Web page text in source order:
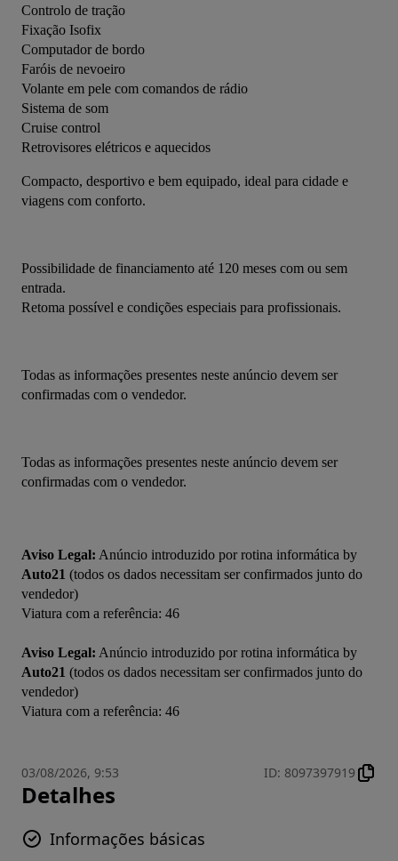
Controlo de tração
Fixação Isofix
Computador de bordo
Faróis de nevoeiro
Volante em pele com comandos de rádio
Sistema de som
Cruise control
Retrovisores elétricos e aquecidos
Compacto, desportivo e bem equipado, ideal para cidade e
viagens com conforto.
Possibilidade de financiamento até 120 meses com ou sem
entrada.
Retoma possível e condições especiais para profissionais.
Todas as informações presentes neste anúncio devem ser
confirmadas com o vendedor.
Todas as informações presentes neste anúncio devem ser
confirmadas com o vendedor.
Aviso Legal:
Auto21 (todos os dados necessitam ser confirmados junto do
vendedor)
Viatura com a referência: 46
Aviso Legal:
Auto21 (todos os dados necessitam ser confirmados junto do
vendedor)
03/08/2026, 9:53 ID: 8097397919
Detalhes
Informações básicas